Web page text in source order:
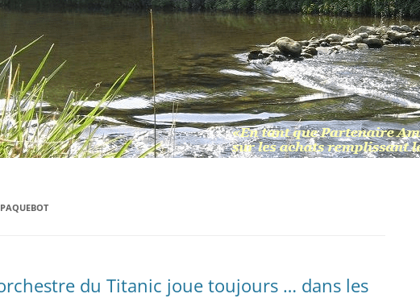
PAQUEBOT
du Titanic joue toujours … dans les